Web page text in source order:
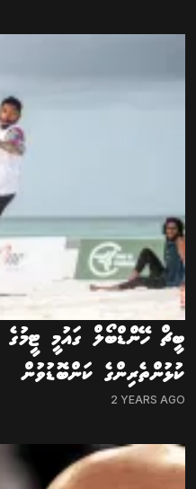
ބީޗް ހޭންޑްބޯލް ގައުމީ
ކުޅުންތެރިންގެ ކަންބޮޑުވުން
2 YEARS AGO